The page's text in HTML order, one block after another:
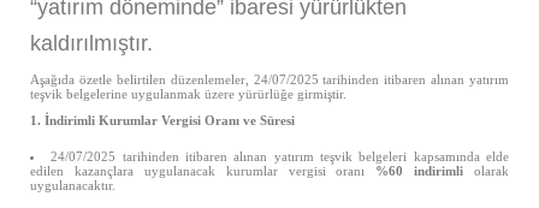
“yatırım döneminde” ibaresi yürürlükten
kaldırılmıştır.
Aşağıda özetle belirtilen düzenlemeler, 24/07/2025 tarihinden itibaren alınan yatırım
teşvik belgelerine uygulanmak üzere yürürlüğe girmiştir.
1. İndirimli Kurumlar Vergisi Oranı ve Süresi
24/07/2025 tarihinden itibaren alınan yatırım teşvik belgeleri kapsamında elde
edilen kazançlara uygulanacak kurumlar vergisi oranı %60 indirimli olarak
uygulanacaktır.